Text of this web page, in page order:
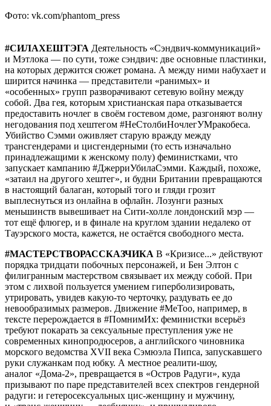
Фото: vk.com/phantom_press
#СИЛАХЕШТЭГА Деятельность «Сэндвич-коммуникаций»
и Мэтлока — по сути, тоже сэндвич: две основные пластинки,
на которых держится сюжет романа. А между ними набухает и
ширится начинка — представители «ранимых» и
«особенных» групп разворачивают сетевую войну между
собой. Два гея, которым христианская пара отказывается
предоставить ночлег в своём гостевом доме, разгоняют волну
негодования под хештегом #НеСтолбиНочлегУМракобеса.
Убийство Сэмми оживляет старую вражду между
трансгендерами и цисгендерными (то есть изначально
принадлежащими к женскому полу) феминистками, что
запускает кампанию #ДжерриУбилаСэмми. Каждый, похоже,
«затаил на другого хештег», и будни Британии превращаются
в настоящий балаган, который того и гляди грозит
выплеснуться из онлайна в офлайн. Лозунги разных
меньшинств вывешивает на Сити-холле лондонский мэр —
тот ещё флюгер, и в финале на круглом здании недалеко от
Тауэрского моста, кажется, не остаётся свободного места.
#МАСТЕРСТВОРАССКАЗЧИКА В «Кризисе...» действуют
порядка тридцати побочных персонажей, и Бен Элтон с
филигранным мастерством связывает их между собой. При
этом с лихвой пользуется умением гиперболизировать,
утрировать, увидев какую-то черточку, раздувать ее до
невообразимых размеров. Движение #MeToo, например, в
тексте перерождается в #ПомнимИх: феминистки всерьёз
требуют покарать за сексуальные преступления уже не
современных кинопродюсеров, а английского чиновника
морского ведомства XVII века Сэмюэла Пипса, запускавшего
руки служанкам под юбку. А местное реалити-шоу,
аналог «Дома-2», превращается в «Остров Радуги», куда
призывают по паре представителей всех спектров гендерной
радуги: и гетеросексуальных цис-женщину и мужчину,